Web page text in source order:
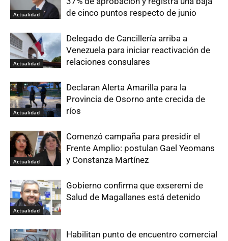
Actualidad
de cinco puntos respecto de junio
Actualidad
Delegado de Cancillería arriba a
Venezuela para iniciar reactivación de
relaciones consulares
Actualidad
Declaran Alerta Amarilla para la
Provincia de Osorno ante crecida de
ríos
Actualidad
Comenzó campaña para presidir el
Frente Amplio: postulan Gael Yeomans
y Constanza Martínez
Actualidad
Gobierno confirma que exseremi de
Salud de Magallanes está detenido
Habilitan punto de encuentro comercial